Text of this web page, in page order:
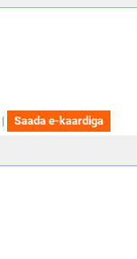
mis
Mingu
täide
| Saada e-kaardigaMingu
täide